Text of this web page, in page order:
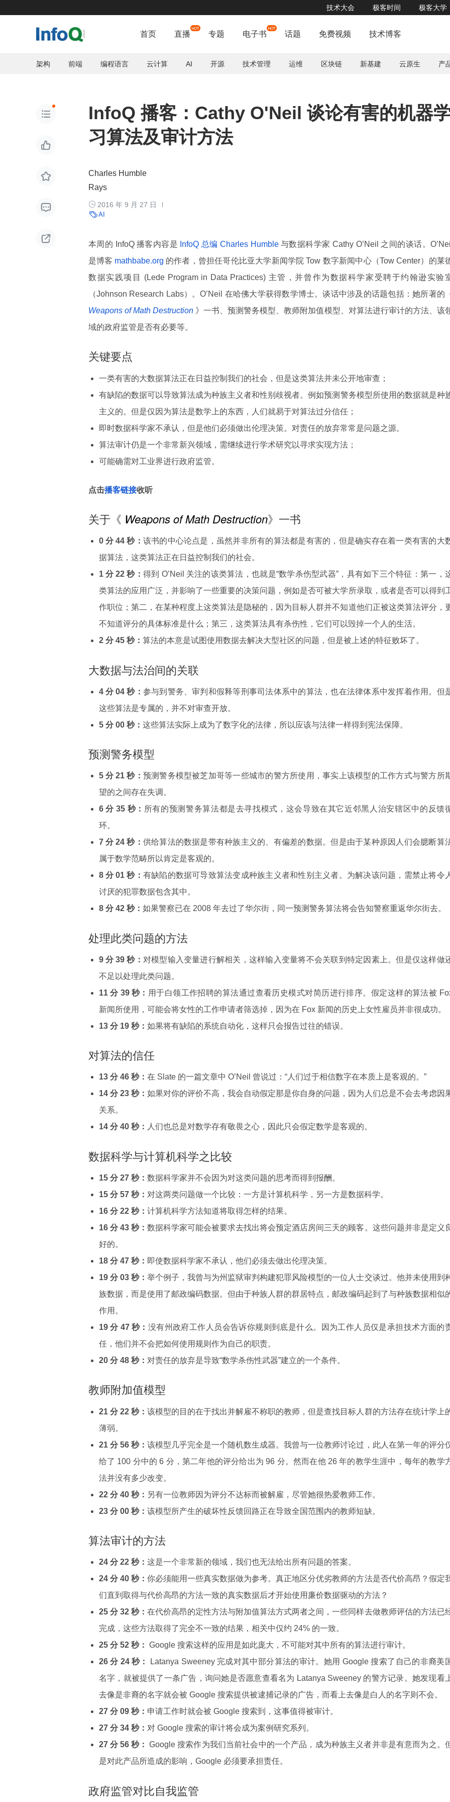
技术大会 极客时间 极客大学
首页 直播 专题 电子书 话题 免费视频 技术博客
架构 前端 编程语言 云计算 AI 开源 技术管理 运维 区块链 新基建 云原生 产





InfoQ 播客：Cathy O'Neil 谈论有害的机器
习算法及审计方法
Charles Humble
Rays
 2016 年 9 月 27 日
AI
本周的 InfoQ 播客内容是 InfoQ 总编 Charles Humble 与数据科学家 Cathy O’Neil 之间的谈话。O’Neil
是博客 mathbabe.org 的作者，曾担任哥伦比亚大学新闻学院 Tow 数字新闻中心（Tow Center）的莱
数据实践项目 (Lede Program in Data Practices) 主管，并曾作为数据科学家受聘于约翰逊实验
（Johnson Research Labs）。O’Neil 在哈佛大学获得数学博士。谈话中涉及的话题包括：她所著的
Weapons of Math Destruction 》一书、预测警务模型、教师附加值模型、对算法进行审计的方法、该
域的政府监管是否有必要等。
关键要点
一类有害的大数据算法正在日益控制我们的社会，但是这类算法并未公开地审查；
有缺陷的数据可以导致算法成为种族主义者和性别歧视者。例如预测警务模型所使用的数据就是种
主义的。但是仅因为算法是数学上的东西，人们就易于对算法过分信任；
即时数据科学家不承认，但是他们必须做出伦理决策。对责任的放弃常常是问题之源。
算法审计仍是一个非常新兴领域，需继续进行学术研究以寻求实现方法；
可能确需对工业界进行政府监管。
点击播客链接收听
关于《 Weapons of Math Destruction》一书
0 分 44 秒： 该书的中心论点是，虽然并非所有的算法都是有害的，但是确实存在着一类有害的大
据算法，这类算法正在日益控制我们的社会。
1 分 22 秒： 得到 O’Neil 关注的该类算法，也就是“数学杀伤型武器”，具有如下三个特征：第一，
类算法的应用广泛，并影响了一些重要的决策问题，例如是否可被大学所录取，或者是否可以得到
作职位；第二，在某种程度上这类算法是隐秘的，因为目标人群并不知道他们正被这类算法评分，
不知道评分的具体标准是什么；第三，这类算法具有杀伤性，它们可以毁掉一个人的生活。
2 分 45 秒： 算法的本意是试图使用数据去解决大型社区的问题，但是被上述的特征败坏了。
大数据与法治间的关联
4 分 04 秒： 参与到警务、审判和假释等刑事司法体系中的算法，也在法律体系中发挥着作用。但
这些算法是专属的，并不对审查开放。
5 分 00 秒： 这些算法实际上成为了数字化的法律，所以应该与法律一样得到宪法保障。
预测警务模型
5 分 21 秒： 预测警务模型被芝加哥等一些城市的警方所使用，事实上该模型的工作方式与警方所
望的之间存在失调。
6 分 35 秒： 所有的预测警务算法都是去寻找模式，这会导致在其它近邻黑人治安辖区中的反馈
环。
7 分 24 秒： 供给算法的数据是带有种族主义的、有偏差的数据。但是由于某种原因人们会臆断算
属于数学范畴所以肯定是客观的。
8 分 01 秒： 有缺陷的数据可导致算法变成种族主义者和性别主义者。为解决该问题，需禁止将令
讨厌的犯罪数据包含其中。
8 分 42 秒： 如果警察已在 2008 年去过了华尔街，同一预测警务算法将会告知警察重返华尔街去。
处理此类问题的方法
9 分 39 秒： 对模型输入变量进行解相关，这样输入变量将不会关联到特定因素上。但是仅这样做
不足以处理此类问题。
11 分 39 秒： 用于白领工作招聘的算法通过查看历史模式对简历进行排序。假定这样的算法被
新闻所使用，可能会将女性的工作申请者筛选掉，因为在 Fox 新闻的历史上女性雇员并非很成功。
13 分 19 秒： 如果将有缺陷的系统自动化，这样只会报告过往的错误。
对算法的信任
13 分 46 秒： 在 Slate 的一篇文章中 O’Neil 曾说过：“人们过于相信数字在本质上是客观的。”
14 分 23 秒： 如果对你的评价不高，我会自动假定那是你自身的问题，因为人们总是不会去考虑因
关系。
14 分 40 秒： 人们也总是对数学存有敬畏之心，因此只会假定数学是客观的。
数据科学与计算机科学之比较
15 分 27 秒： 数据科学家并不会因为对这类问题的思考而得到报酬。
15 分 57 秒： 对这两类问题做一个比较：一方是计算机科学，另一方是数据科学。
16 分 22 秒： 计算机科学方法知道将取得怎样的结果。
16 分 43 秒： 数据科学家可能会被要求去找出将会预定酒店房间三天的顾客。这些问题并非是定义
好的。
18 分 47 秒： 即使数据科学家不承认，他们必须去做出伦理决策。
19 分 03 秒： 举个例子，我曾与为州监狱审判构建犯罪风险模型的一位人士交谈过。他并未使用到
族数据，而是使用了邮政编码数据。但由于种族人群的群居特点，邮政编码起到了与种族数据相似
作用。
19 分 47 秒： 没有州政府工作人员会告诉你规则到底是什么。因为工作人员仅是承担技术方面的
任，他们并不会把如何使用规则作为自己的职责。
20 分 48 秒： 对责任的放弃是导致“数学杀伤性武器”建立的一个条件。
教师附加值模型
21 分 22 秒： 该模型的目的在于找出并解雇不称职的教师，但是查找目标人群的方法存在统计学上
薄弱。
21 分 56 秒： 该模型几乎完全是一个随机数生成器。我曾与一位教师讨论过，此人在第一年的评分
给了 100 分中的 6 分，第二年他的评分给出为 96 分。然而在他 26 年的教学生涯中，每年的教学
法并没有多少改变。
22 分 40 秒： 另有一位教师因为评分不达标而被解雇，尽管她很热爱教师工作。
23 分 00 秒： 该模型所产生的破坏性反馈回路正在导致全国范围内的教师短缺。
算法审计的方法
24 分 22 秒： 这是一个非常新的领域，我们也无法给出所有问题的答案。
24 分 40 秒： 你必须能用一些真实数据做为参考。真正地区分优劣教师的方法是否代价高昂？假定
们直到取得与代价高昂的方法一致的真实数据后才开始使用廉价数据驱动的方法？
25 分 32 秒： 在代价高昂的定性方法与附加值算法方式两者之间，一些同样去做教师评估的方法已
完成，这些方法取得了完全不一致的结果，相关中仅约 24% 的一致。
25 分 52 秒： Google 搜索这样的应用是如此庞大，不可能对其中所有的算法进行审计。
26 分 24 秒：
Latanya Sweeney 完成对其中部分算法的审计。她用 Google 搜索了自己的非裔美
名字，就被提供了一条广告，询问她是否愿意查看名为 Latanya Sweeney 的警方记录。她发现看
去像是非裔的名字就会被 Google 搜索提供被逮捕记录的广告，而看上去像是白人的名字则不会。
27 分 09 秒： 申请工作时就会被 Google 搜索到，这事值得被审计。
27 分 34 秒： 对 Google 搜索的审计将会成为案例研究系列。
27 分 56 秒： Google 搜索作为我们当前社会中的一个产品，成为种族主义者并非是有意而为之。
是对此产品所造成的影响，Google 必须要承担责任。
政府监管对比自我监管